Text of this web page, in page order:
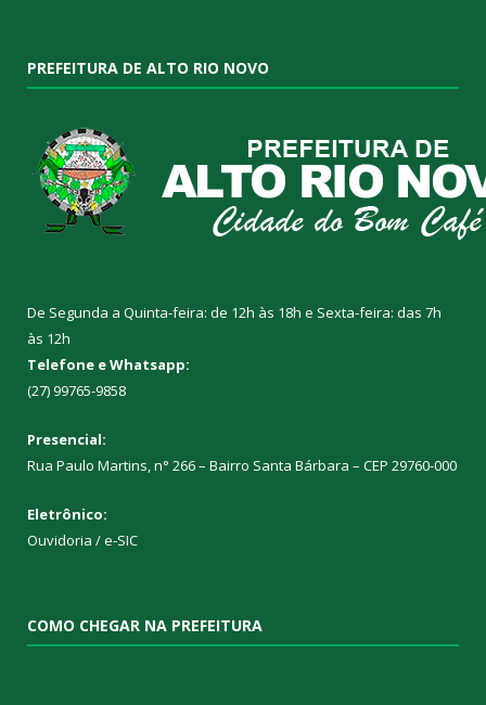
PREFEITURA DE ALTO RIO NOVO
De Segunda a Quinta-feira: de 12h às 18h e Sexta-feira: das 7h
às 12h
Telefone e Whatsapp:
(27) 99765-9858
Presencial:
Rua Paulo Martins, n° 266 – Bairro Santa Bárbara – CEP 29760-000
Eletrônico:
Ouvidoria /e-SIC
COMO CHEGAR NA PREFEITURA